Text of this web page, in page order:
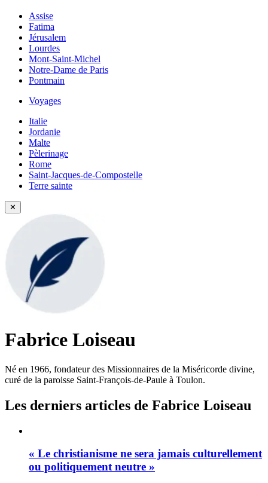
Assise
Fatima
Jérusalem
Lourdes
Mont-Saint-Michel
Notre-Dame de Paris
Pontmain
Voyages
Italie
Jordanie
Malte
Pèlerinage
Rome
Saint-Jacques-de-Compostelle
Terre sainte
✕
Fabrice Loiseau
Né en 1966, fondateur des Missionnaires de la Miséricorde divine,
curé de la paroisse Saint-François-de-Paule à Toulon.
Les derniers articles de Fabrice Loiseau
« Le christianisme ne sera jamais culturellement
ou politiquement neutre »